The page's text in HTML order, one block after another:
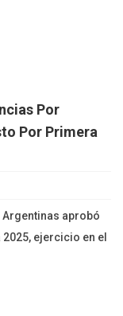
Por
Por Primera
aprobó
ejercicio en el